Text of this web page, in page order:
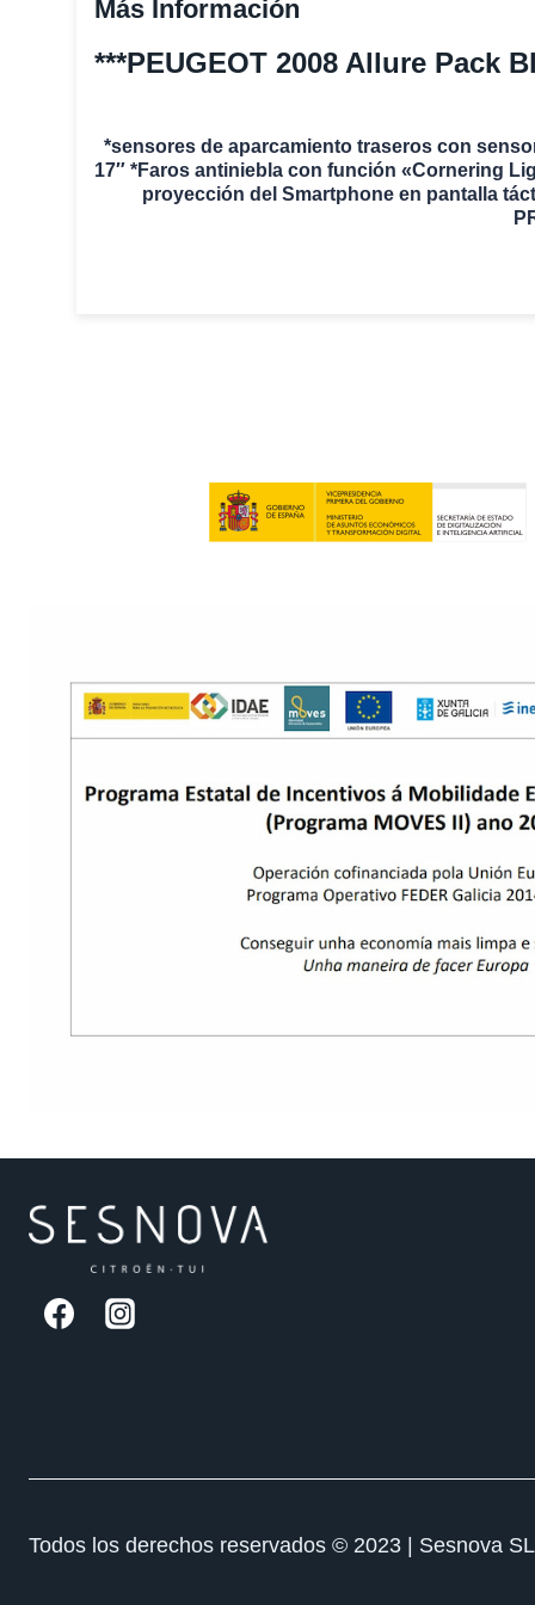
Más Información
***PEUGEOT 2008 Allure Pack
*sensores de aparcamiento traseros con
17″ *Faros antiniebla con función «Cornering
proyección del Smartphone en pantalla
Todos los derechos reservados © 2023 | Sesnova SL